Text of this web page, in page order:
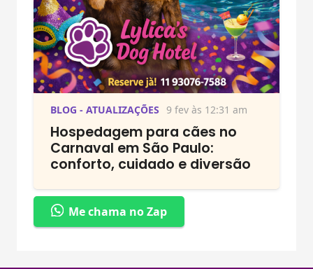
BLOG - ATUALIZAÇÕES 9 fev às 12:31 am
Hospedagem para cães no
Carnaval em São Paulo:
conforto, cuidado e diversão
Me chama no Zap